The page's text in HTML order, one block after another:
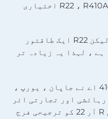
R22 ، R410A ، R407C ، R404A ، R134A اختیاری
اچھingا ٹھنڈا اثر ، لیکن R22 ایک طاقتور
، لہذا یہ زیادہ تر
ماحول دوست ، آر -410 اے نے جاپان ، یورپ ،
اور تجارتی ائر
کنڈیشنر میں استعمال کے ل R آر 22 کو ترجیحی فرج